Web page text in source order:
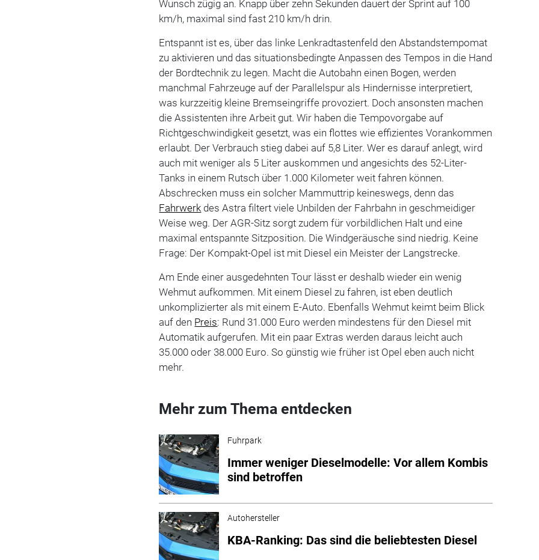
Wunsch zügig an. Knapp über zehn Sekunden dauert der Sprint auf 100
km/h, maximal sind fast 210 km/h drin.
Entspannt ist es, über das linke Lenkradtastenfeld den Abstandstempomat
zu aktivieren und das situationsbedingte Anpassen des Tempos in die Hand
der Bordtechnik zu legen. Macht die Autobahn einen Bogen, werden
manchmal Fahrzeuge auf der Parallelspur als Hindernisse interpretiert,
was kurzzeitig kleine Bremseingriffe provoziert. Doch ansonsten machen
die Assistenten ihre Arbeit gut. Wir haben die Tempovorgabe auf
Richtgeschwindigkeit gesetzt, was ein flottes wie effizientes Vorankommen
erlaubt. Der Verbrauch stieg dabei auf 5,8 Liter. Wer es darauf anlegt, wird
auch mit weniger als 5 Liter auskommen und angesichts des 52-Liter-
Tanks in einem Rutsch über 1.000 Kilometer weit fahren können.
Abschrecken muss ein solcher Mammuttrip keineswegs, denn das
Fahrwerk des Astra filtert viele Unbilden der Fahrbahn in geschmeidiger
Weise weg. Der AGR-Sitz sorgt zudem für vorbildlichen Halt und eine
maximal entspannte Sitzposition. Die Windgeräusche sind niedrig. Keine
Frage: Der Kompakt-Opel ist mit Diesel ein Meister der Langstrecke.
Am Ende einer ausgedehnten Tour lässt er deshalb wieder ein wenig
Wehmut aufkommen. Mit einem Diesel zu fahren, ist eben deutlich
unkomplizierter als mit einem E-Auto. Ebenfalls Wehmut keimt beim Blick
auf den Preis: Rund 31.000 Euro werden mindestens für den Diesel mit
Automatik aufgerufen. Mit ein paar Extras werden daraus leicht auch
35.000 oder 38.000 Euro. So günstig wie früher ist Opel eben auch nicht
mehr.
Mehr zum Thema entdecken
Fuhrpark
Immer weniger Dieselmodelle: Vor allem Kombis
sind betroffen
Autohersteller
KBA-Ranking: Das sind die beliebtesten Diesel